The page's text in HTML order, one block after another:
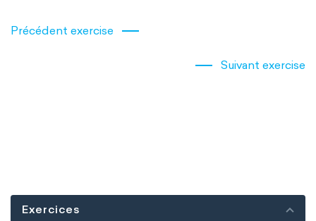
Précédent exercise
Suivant exercise
Exercices